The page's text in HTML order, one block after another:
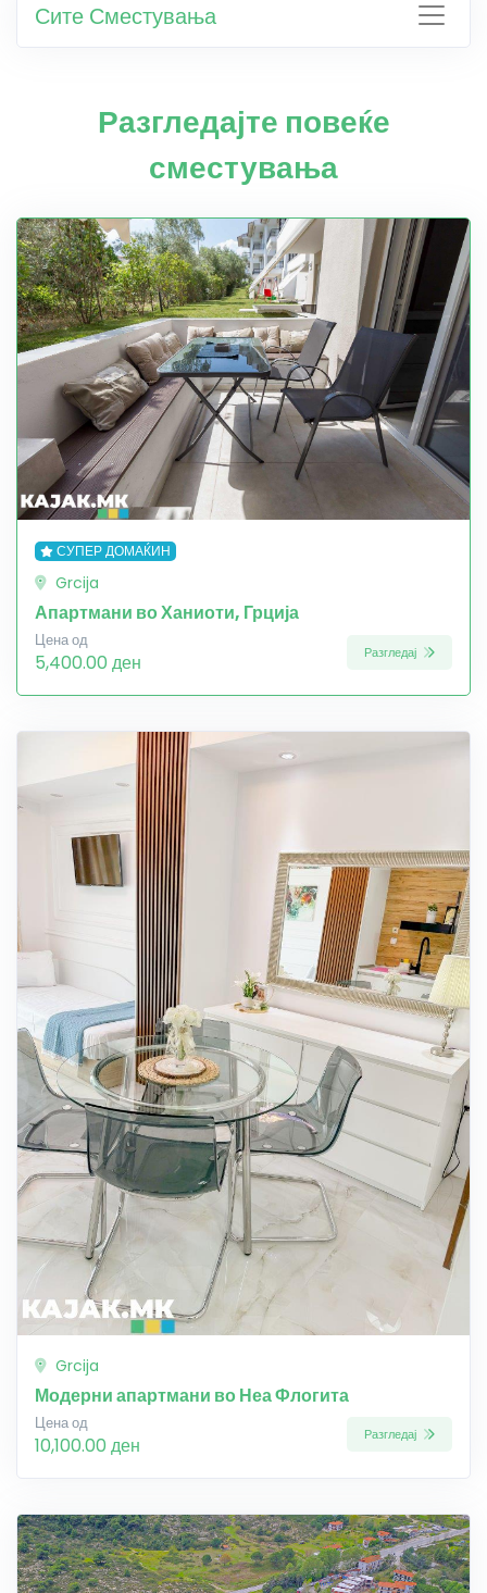
Сите Сместувања
Разгледајте повеќе
сместувања
СУПЕР ДОМАЌИН
Grcija
Апартмани во Ханиоти, Грција
Цена од
5,400.00 ден Разгледај
Grcija
Модерни апартмани во Неа Флогита
Цена од
10,100.00 ден Разгледај